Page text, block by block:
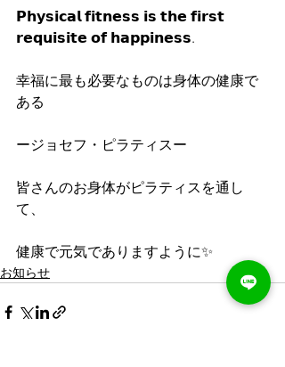
𝗣𝗵𝘆𝘀𝗶𝗰𝗮𝗹 𝗳𝗶𝘁𝗻𝗲𝘀𝘀 𝗶𝘀 𝘁𝗵𝗲 𝗳𝗶𝗿𝘀𝘁
𝗿𝗲𝗾𝘂𝗶𝘀𝗶𝘁𝗲 𝗼𝗳 𝗵𝗮𝗽𝗽𝗶𝗻𝗲𝘀𝘀.
幸福に最も必要なものは身体の健康で
ある
ージョセフ・ピラティスー
皆さんのお身体がピラティスを通し
て、
健康で元気でありますように✨
お知らせ